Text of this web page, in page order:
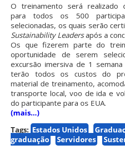
O treinamento será realizado
para todos os 500
selecionadas, os quais serão
Sustainability Leadersapós a
Os que fizerem parte do
oportunidade de serem
excursão imersiva de 1 semana
terão todos os custos do
material de treinamento,
transporte local, voo de ida e
do participante para os EUA.
(mais…)
Tags: Estados Unidos
graduação
Servidores